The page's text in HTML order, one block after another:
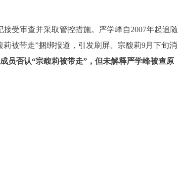
受审查并采取管控措施。严学峰自2007年起追随
被带走”捆绑报道，引发刷屏。宗馥莉9月下旬消
员否认“宗馥莉被带走”，但未解释严学峰被查原